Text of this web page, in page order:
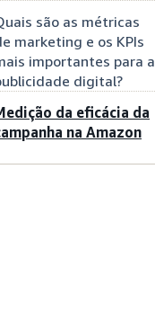
são as métricas
marketing e os KPIs
importantes para a
digital?
da eficácia da
na Amazon